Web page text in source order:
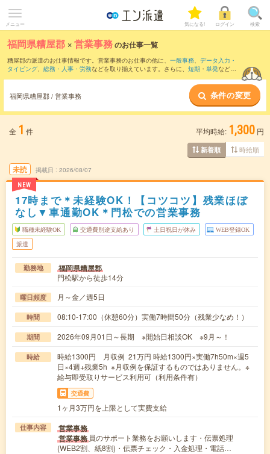
メニュー 気になる! ログイン 検索
福岡県糟屋郡 ×営業事務のお仕事一覧
糟屋郡の派遣のお仕事情報です。営業事務のお仕事の他に、 一般事務、 データ入力・
タイピング、 総務・人事・労務などを取り揃えています。さらに、 短期 ・ 単発などの
福岡県糟屋郡 / 営業事務 条件の変更
全 1 件 平均時給: 1,300 円
新着順 時給順
未読
NEW
掲載日 2026/08/07
17時まで＊未経験OK！【コツコツ】残業ほぼ
なし▼車通勤OK＊門松での営業事務
職種未経験OK 交通費別途支給あり 土日祝日が休み WEB登録OK
派遣
勤務地 福岡県糟屋郡
門松駅から徒歩14分
曜日頻度 月～金／週5日
時間 08:10-17:00（休憩60分）実働7時間50分（残業少なめ！）
期間 2026年09月01日～長期 ※開始日相談OK ※9月～！
時給
時給1300円 月収例 21万円 時給1300円×実働7h50m×週5
日×4週+残業5h ※月収例を保証するものではありません。※
給与即受取りサービス利用可（利用条件有）
交通費
1ヶ月3万円を上限として実費支給
仕事内容
営業事務
営業事務 員のサポート業務をお願いします・伝票処理
(WEB2割、紙8割)・伝票チェック・入金処理・電話…